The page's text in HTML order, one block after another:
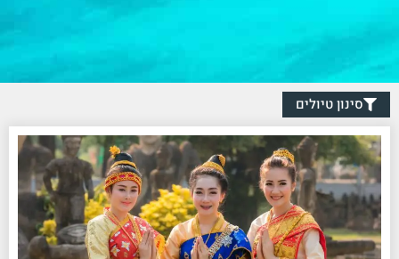
סינון טיולים
No data was found